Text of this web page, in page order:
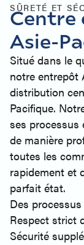
SÛRETÉ ET
Centre
Asie-
Situé dans le
notre entrepôt
distribution
Pacifique.
ses processus
de manière
toutes les
rapidement et
parfait état.
Des
Respect strict
Sécurité